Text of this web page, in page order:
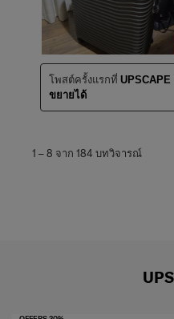
โพสต์ครั้งแรกที่ UPSCAPE
ขยายได้
1 –8 จาก 184 บทวิจารณ์